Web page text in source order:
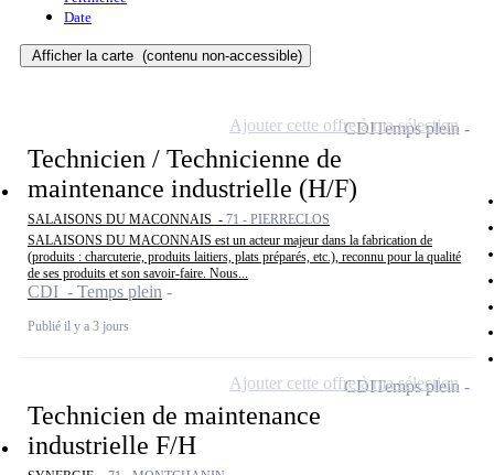
Date
Afficher la carte (contenu non-accessible)
Technicien / Technicienne de
maintenance industrielle (H/F)
SALAISONS DU MACONNAIS - 71 - PIERRECLOS
SALAISONS DU MACONNAIS est un acteur majeur dans la fabrication de
(produits : charcuterie, produits laitiers, plats préparés, etc.), reconnu pour la qualité
de ses produits et son savoir-faire. Nous...
CDI - Temps plein
Publié il y a 3 jours
CDITemps plein
Ajouter cette offre à ma sélection
Technicien de maintenance
industrielle F/H
CDITemps plein
Ajouter cette offre à ma sélection